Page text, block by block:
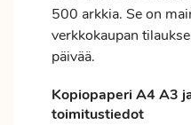
500 arkkia. Se on
verkkokaupan
päivää.
Kopiopaperi A4 A3
toimitustiedot